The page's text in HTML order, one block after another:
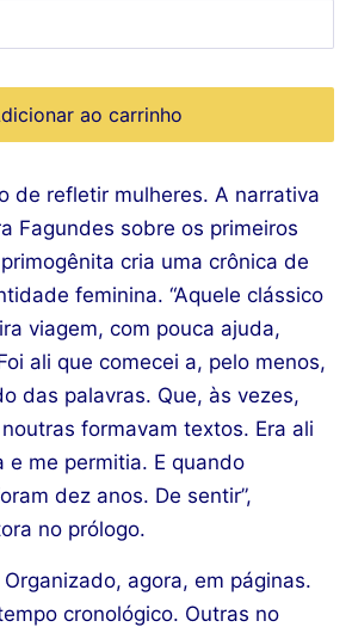
ao carrinho
de refletir mulheres. A narrativa
Fagundes sobre os primeiros
cria uma crônica de
feminina. “Aquele clássico
viagem, com pouca ajuda,
ali que comecei a, pelo menos,
das palavras. Que, às vezes,
formavam textos. Era ali
e me permitia. E quando
dez anos. De sentir”,
no prólogo.
Organizado, agora, em páginas.
cronológico. Outras no